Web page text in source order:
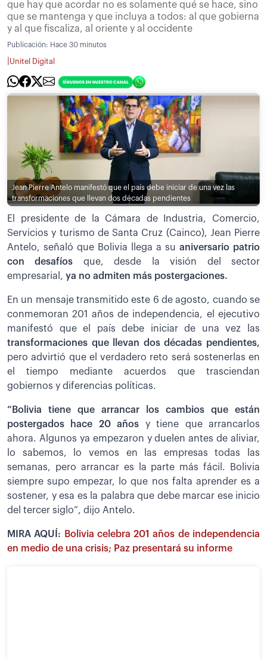
que hay que acordar no es solamente qué se hace, sino
que se mantenga y que incluya a todos: al que gobierna
y al que fiscaliza, al oriente y al occidente
Publicación: Hace 30 minutos
Unitel Digital
Jean Pierre Antelo manifestó que el país debe iniciar de una vez las
transformaciones que llevan dos décadas pendientes
El presidente de la Cámara de Industria, Comercio,
Servicios y turismo de Santa Cruz (Cainco), Jean Pierre
Antelo, señaló que Bolivia llega a su aniversario patrio
con desafíos que, desde la visión del sector
empresarial, ya no admiten más postergaciones.
En un mensaje transmitido este 6 de agosto, cuando se
conmemoran 201 años de independencia, el ejecutivo
manifestó que el país debe iniciar de una vez las
transformaciones que llevan dos décadas pendientes,
pero advirtió que el verdadero reto será sostenerlas en
el tiempo mediante acuerdos que trasciendan
gobiernos y diferencias políticas.
“Bolivia tiene que arrancar los cambios que están
postergados hace 20 años y tiene que arrancarlos
ahora. Algunos ya empezaron y duelen antes de aliviar,
lo sabemos, lo vemos en las empresas todas las
semanas, pero arrancar es la parte más fácil. Bolivia
siempre supo empezar, lo que nos falta aprender es a
sostener, y esa es la palabra que debe marcar ese inicio
del tercer siglo”, dijo Antelo.
MIRA AQUÍ:
Bolivia celebra 201 años de independencia
en medio de una crisis; Paz presentará su informe